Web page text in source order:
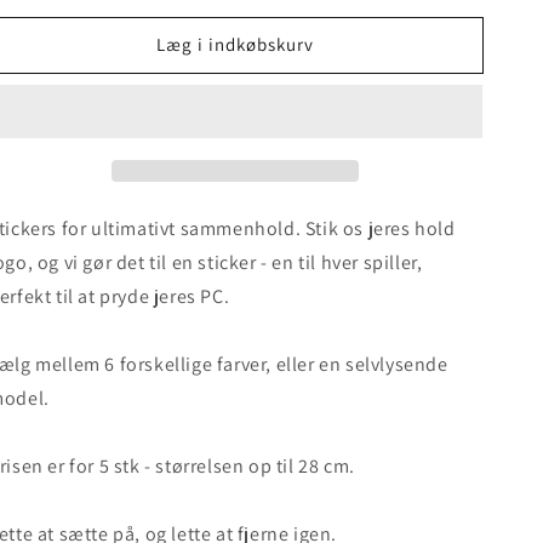
for
logo
for
Team
logo
Læg i indkøbskurv
for ultimativt sammenhold. Stik os jeres hold
og vi gør det til en sticker - en til hver spiller,
til at pryde jeres PC.
mellem 6 forskellige farver, eller en selvlysende
er for 5 stk - størrelsen op til 28 cm.
at sætte på, og lette at fjerne igen.